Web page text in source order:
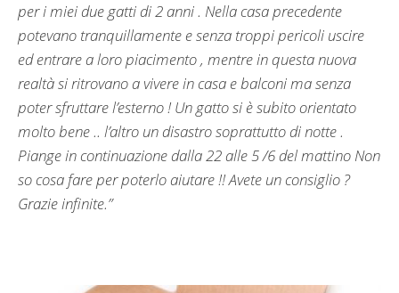
per i miei due gatti di 2 anni . Nella casa precedente
potevano tranquillamente e senza troppi pericoli uscire
ed entrare a loro piacimento , mentre in questa nuova
realtà si ritrovano a vivere in casa e balconi ma senza
poter sfruttare l’esterno ! Un gatto si è subito orientato
molto bene .. l’altro un disastro soprattutto di notte .
Piange in continuazione dalla 22 alle 5 /6 del mattino Non
so cosa fare per poterlo aiutare !! Avete un consiglio ?
Grazie infinite.”